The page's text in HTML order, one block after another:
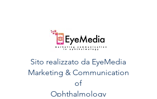
Sito realizzato da EyeMedia
Marketing & Communication
of
Ophthalmology